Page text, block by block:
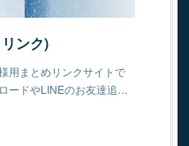
ンク)
用まとめリンクサイトで
ードやLINEのお友達追…